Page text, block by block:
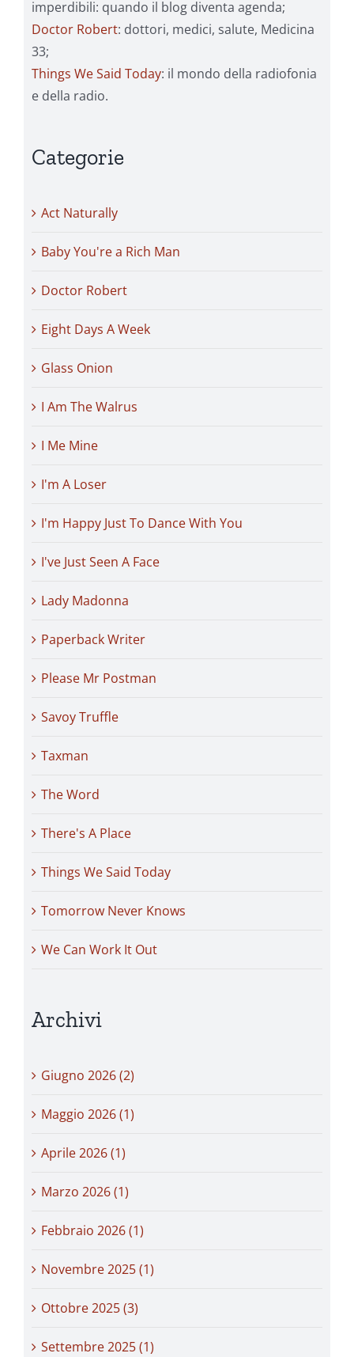
imperdibili: quando il blog diventa agenda;
Doctor Robert: dottori, medici, salute, Medicina
33;
Things We Said Today: il mondo della radiofonia
e della radio.
Categorie
Act Naturally
Baby You're a Rich Man
Doctor Robert
Eight Days A Week
Glass Onion
I Am The Walrus
I Me Mine
I'm A Loser
I'm Happy Just To Dance With You
I've Just Seen A Face
Lady Madonna
Paperback Writer
Please Mr Postman
Savoy Truffle
Taxman
The Word
There's A Place
Things We Said Today
Tomorrow Never Knows
We Can Work It Out
Archivi
Giugno 2026 (2)
Maggio 2026 (1)
Aprile 2026 (1)
Marzo 2026 (1)
Febbraio 2026 (1)
Novembre 2025 (1)
Ottobre 2025 (3)
Settembre 2025 (1)